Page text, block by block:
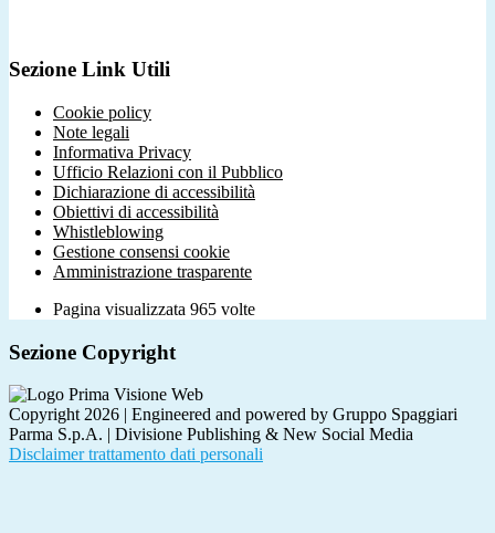
Sezione Link Utili
Cookie policy
Note legali
Informativa Privacy
Ufficio Relazioni con il Pubblico
Dichiarazione di accessibilità
Obiettivi di accessibilità
Whistleblowing
Gestione consensi cookie
Amministrazione trasparente
Pagina visualizzata 965 volte
Sezione Copyright
Copyright 2026 | Engineered and powered by Gruppo Spaggiari
Parma S.p.A. | Divisione Publishing & New Social Media
Disclaimer trattamento dati personali